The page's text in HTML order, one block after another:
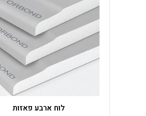
לוח ארבע פאזות
מספר
סוגים.
ניתן
לבחור
את
האפשרויות
בעמוד
המוצר